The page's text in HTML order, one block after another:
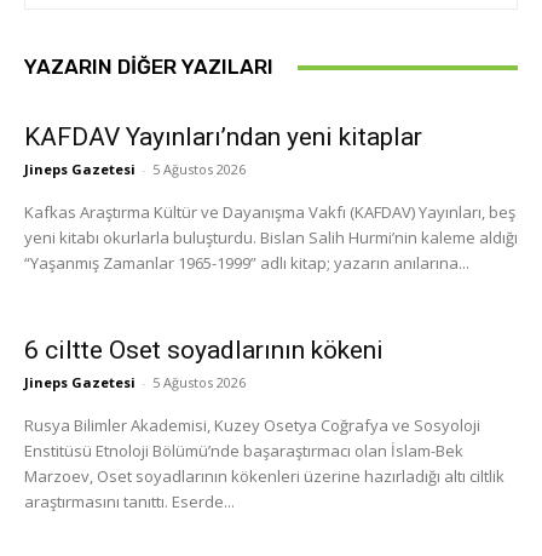
YAZARIN DIĞER YAZILARI
KAFDAV Yayınları’ndan yeni kitaplar
Jineps Gazetesi - 5 Ağustos 2026
Kafkas Araştırma Kültür ve Dayanışma Vakfı (KAFDAV) Yayınları, beş
yeni kitabı okurlarla buluşturdu. Bislan Salih Hurmi’nin kaleme aldığı
“Yaşanmış Zamanlar 1965-1999” adlı kitap; yazarın anılarına...
6 ciltte Oset soyadlarının kökeni
Jineps Gazetesi - 5 Ağustos 2026
Rusya Bilimler Akademisi, Kuzey Osetya Coğrafya ve Sosyoloji
Enstitüsü Etnoloji Bölümü’nde başaraştırmacı olan İslam-Bek
Marzoev, Oset soyadlarının kökenleri üzerine hazırladığı altı ciltlik
araştırmasını tanıttı. Eserde...